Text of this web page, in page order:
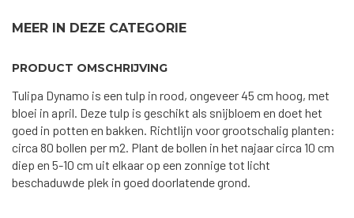
MEER IN DEZE CATEGORIE
PRODUCT OMSCHRIJVING
Tulipa Dynamo is een tulp in rood, ongeveer 45 cm hoog, met
bloei in april. Deze tulp is geschikt als snijbloem en doet het
goed in potten en bakken. Richtlijn voor grootschalig planten:
circa 80 bollen per m2. Plant de bollen in het najaar circa 10 cm
diep en 5-10 cm uit elkaar op een zonnige tot licht
beschaduwde plek in goed doorlatende grond.